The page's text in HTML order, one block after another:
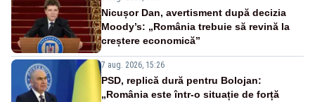
Nicușor Dan, avertisment după decizia
Moody’s: „România trebuie să revină la
creștere economică”
7 aug. 2026, 15:26
PSD, replică dură pentru Bolojan:
„România este într-o situație de forță